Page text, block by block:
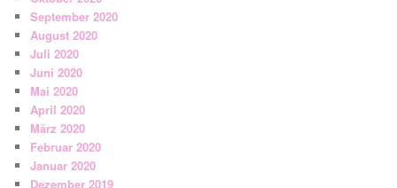
September 2020
August 2020
Juli 2020
Juni 2020
Mai 2020
April 2020
März 2020
Februar 2020
Januar 2020
Dezember 2019